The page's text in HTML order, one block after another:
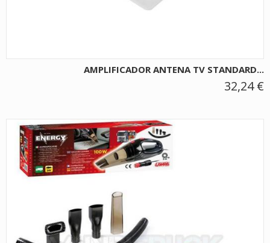
AMPLIFICADOR ANTENA TV STANDARD...
32,24 €